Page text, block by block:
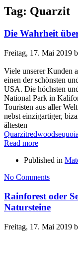
Tag: Quarzit
Die Wahrheit
Freitag, 17. Mai 2019
Viele unserer Kunden
einen der schönsten
USA. Die höchsten
National Park in
Touristen aus aller
nebst einzigartiger,
ältesten
Quarzitredwoodsequoia
Read more
Published in
No Comments
Rainforest oder
Natursteine
Freitag, 17. Mai 2019